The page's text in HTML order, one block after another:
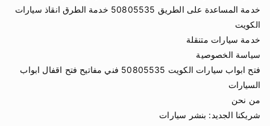
خدمة المساعدة على الطريق 50805535 خدمة الطرق انقاذ سيارات
الكويت
خدمة سيارات متنقلة
سياسة الخصوصية
فتح ابواب سيارات الكويت 50805535 فني مفاتيح فتح اقفال ابواب
السيارات
من نحن
شريكنا الجديد: بنشر سيارات